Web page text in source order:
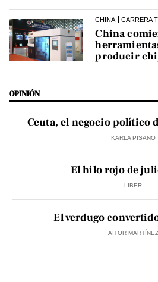
CHINA CARRERA
China
producir
OPINIÓN
Ceuta, el negocio político
KARLA PISANO
El hilo rojo de
LIBER
El verdugo
AITOR MARTÍNEZ